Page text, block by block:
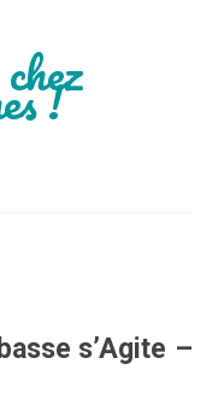
!
s’Agite –